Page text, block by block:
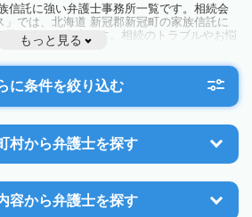
信託に強い弁護士事務所一覧です。相続会
では、北海道 新冠郡新冠町の家族信託に
ることが出来ます。相続のトラブルやお悩
隣の弁護士に相談してみましょう。
もっと見る
に条件を絞り込む
村から弁護士を探す
容から弁護士を探す